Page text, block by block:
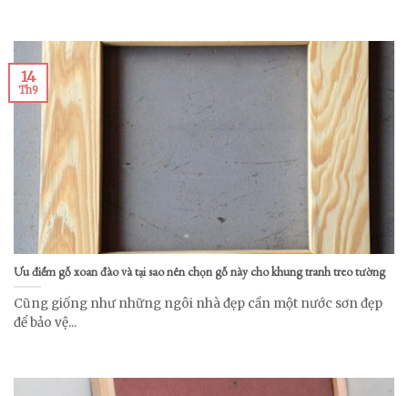
Ưu điểm gỗ xoan đào và tại sao nên chọn gỗ này cho khung tranh treo tường
Cũng giống như những ngôi nhà đẹp cần một nước sơn đẹp
để bảo vệ...
14
Th9